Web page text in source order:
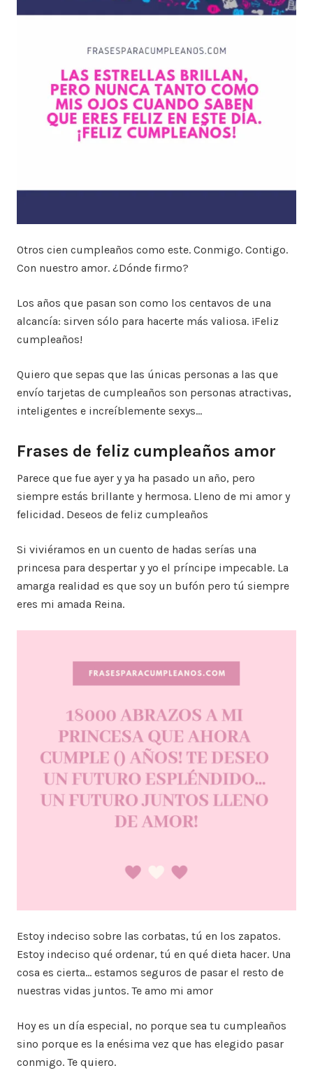
Otros cien cumpleaños como este. Conmigo. Contigo.
Con nuestro amor. ¿Dónde firmo?
Los años que pasan son como los centavos de una
alcancía: sirven sólo para hacerte más valiosa. ¡Feliz
cumpleaños!
Quiero que sepas que las únicas personas a las que
envío tarjetas de cumpleaños son personas atractivas,
inteligentes e increíblemente sexys…
Frases de feliz cumpleaños amor
Parece que fue ayer y ya ha pasado un año, pero
siempre estás brillante y hermosa. Lleno de mi amor y
felicidad. Deseos de feliz cumpleaños
Si viviéramos en un cuento de hadas serías una
princesa para despertar y yo el príncipe impecable. La
amarga realidad es que soy un bufón pero tú siempre
eres mi amada Reina.
Estoy indeciso sobre las corbatas, tú en los zapatos.
Estoy indeciso qué ordenar, tú en qué dieta hacer. Una
cosa es cierta… estamos seguros de pasar el resto de
nuestras vidas juntos. Te amo mi amor
Hoy es un día especial, no porque sea tu cumpleaños
sino porque es la enésima vez que has elegido pasar
conmigo. Te quiero.